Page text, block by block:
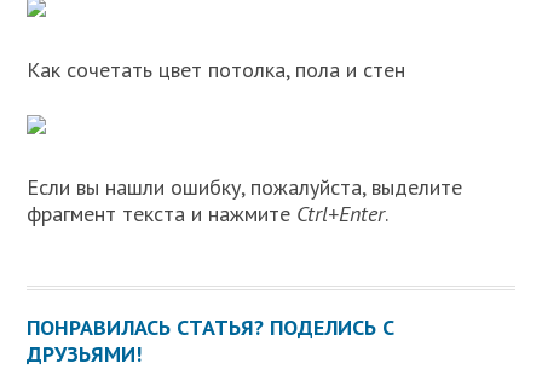
Как сочетать цвет потолка, пола и стен
Если вы нашли ошибку, пожалуйста, выделите
фрагмент текста и нажмите Ctrl+Enter.
ПОНРАВИЛАСЬ СТАТЬЯ? ПОДЕЛИСЬ С
ДРУЗЬЯМИ!